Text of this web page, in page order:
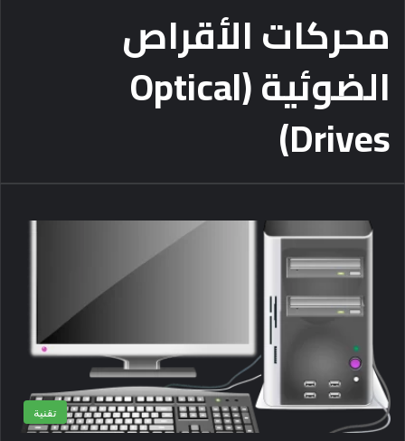
محركات الأقراص
الضوئية (Optical
Drives)
تقنية